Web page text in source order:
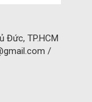
Đức, TP.HCM
/